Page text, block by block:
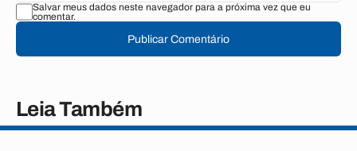
Salvar meus dados neste navegador para a próxima vez que eu
comentar.
Publicar Comentário
Leia Também